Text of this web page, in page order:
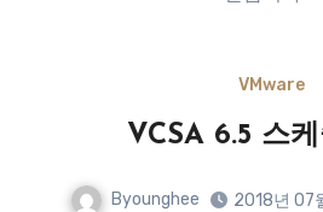
VMware
VCSA 6.5 스
Byounghee 2018년 07